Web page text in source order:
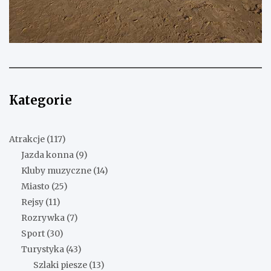
Kategorie
Atrakcje (117)
Jazda konna (9)
Kluby muzyczne (14)
Miasto (25)
Rejsy (11)
Rozrywka (7)
Sport (30)
Turystyka (43)
Szlaki piesze (13)